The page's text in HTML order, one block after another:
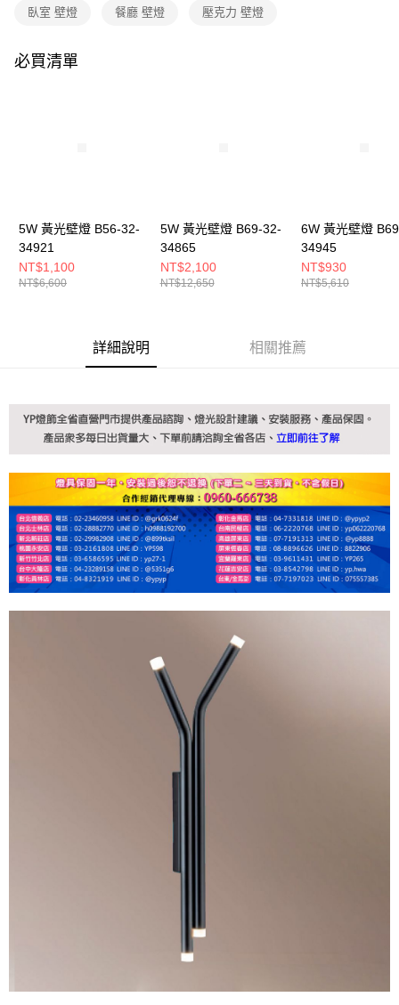
購買商品的店家。未經商家同意取消之訂單仍視為有效，需透過AFTEE先享
是否繳費成功／繳費後需取消欲退款等相關疑問，請聯繫「AFTEE先享後付
客戶支援中心」
任。
４．使用「AFTEE先享後付」時，將依據個別帳號之用戶狀況，依本公司即
時審查核予不同之上限額度；若仍有額度不足之情形，本公司將視審查結果
請求用戶進行身份認證。
臥室 壁燈 餐廳 壁燈 壓克力 壁燈
必買清單
5W 黃光壁燈 B56-32-
34921
NT$1,100
NT$6,600
5W 黃光壁燈 B69-32-
34865
NT$2,100
NT$12,650
6W 黃光壁燈
34945
NT$930
NT$5,610
詳細說明 相關推薦